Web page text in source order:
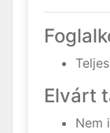
Elvárt
Nem